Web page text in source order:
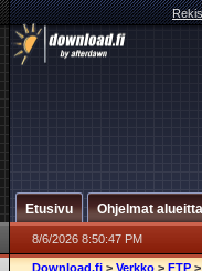
Etusivu Ohjelmat
8/6/2026 8:50:47 PM
Download.fi > Verkko > FTP >